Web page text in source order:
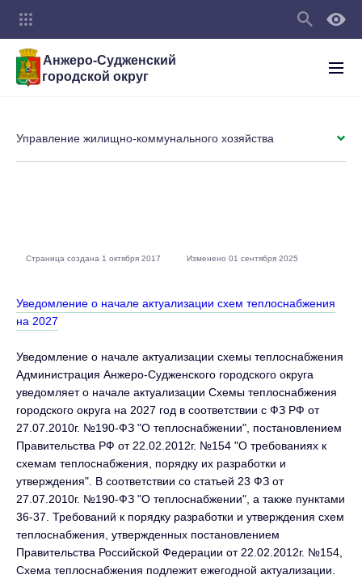
Анжеро-Судженский
городской округ
Уведомление о начале актуализации схем теплоснабжения
на 2027
Уведомление о начале актуализации схемы теплоснабжения
Администрация Анжеро-Судженского городского округа
уведомляет о начале актуализации Схемы теплоснабжения
городского округа на 2027 год в соответствии с ФЗ РФ от
27.07.2010г. №190-ФЗ "О теплоснабжении", постановлением
Правительства РФ от 22.02.2012г. №154 "О требованиях к
схемам теплоснабжения, порядку их разработки и
утверждения". В соответствии со статьей 23 ФЗ от
27.07.2010г. №190-ФЗ "О теплоснабжении", а также пунктами
36-37. Требований к порядку разработки и утверждения схем
теплоснабжения, утвержденных постановлением
Правительства Российской Федерации от 22.02.2012г. №154,
Схема теплоснабжения подлежит ежегодной актуализации.
Управление жилищно-коммунального хозяйства
Страница создана 1 октября 2017 Изменено 01 сентября 2025